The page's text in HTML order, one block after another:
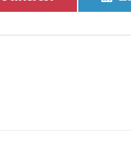
en